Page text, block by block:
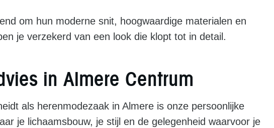
om hun moderne snit, hoogwaardige materialen en
je verzekerd van een look die klopt tot in detail.
in Almere Centrum
als herenmodezaak in Almere is onze persoonlijke
je lichaamsbouw, je stijl en de gelegenheid waarvoor je